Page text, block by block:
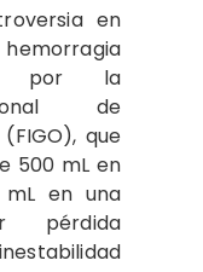
en
por la
de
que
500 mL en
en una
pérdida